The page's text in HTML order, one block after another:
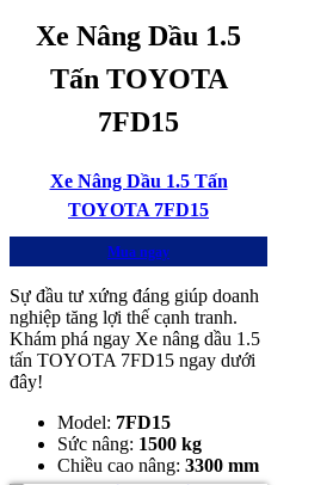
Xe Nâng Dầu 1.5
Tấn TOYOTA
7FD15
Xe Nâng Dầu 1.5 Tấn
TOYOTA 7FD15
Mua ngay
Sự đầu tư xứng đáng giúp doanh
nghiệp tăng lợi thế cạnh tranh.
Khám phá ngay Xe nâng dầu 1.5
tấn TOYOTA 7FD15 ngay dưới
đây!
Model: 7FD15
Sức nâng: 1500 kg
Chiều cao nâng: 3300 mm